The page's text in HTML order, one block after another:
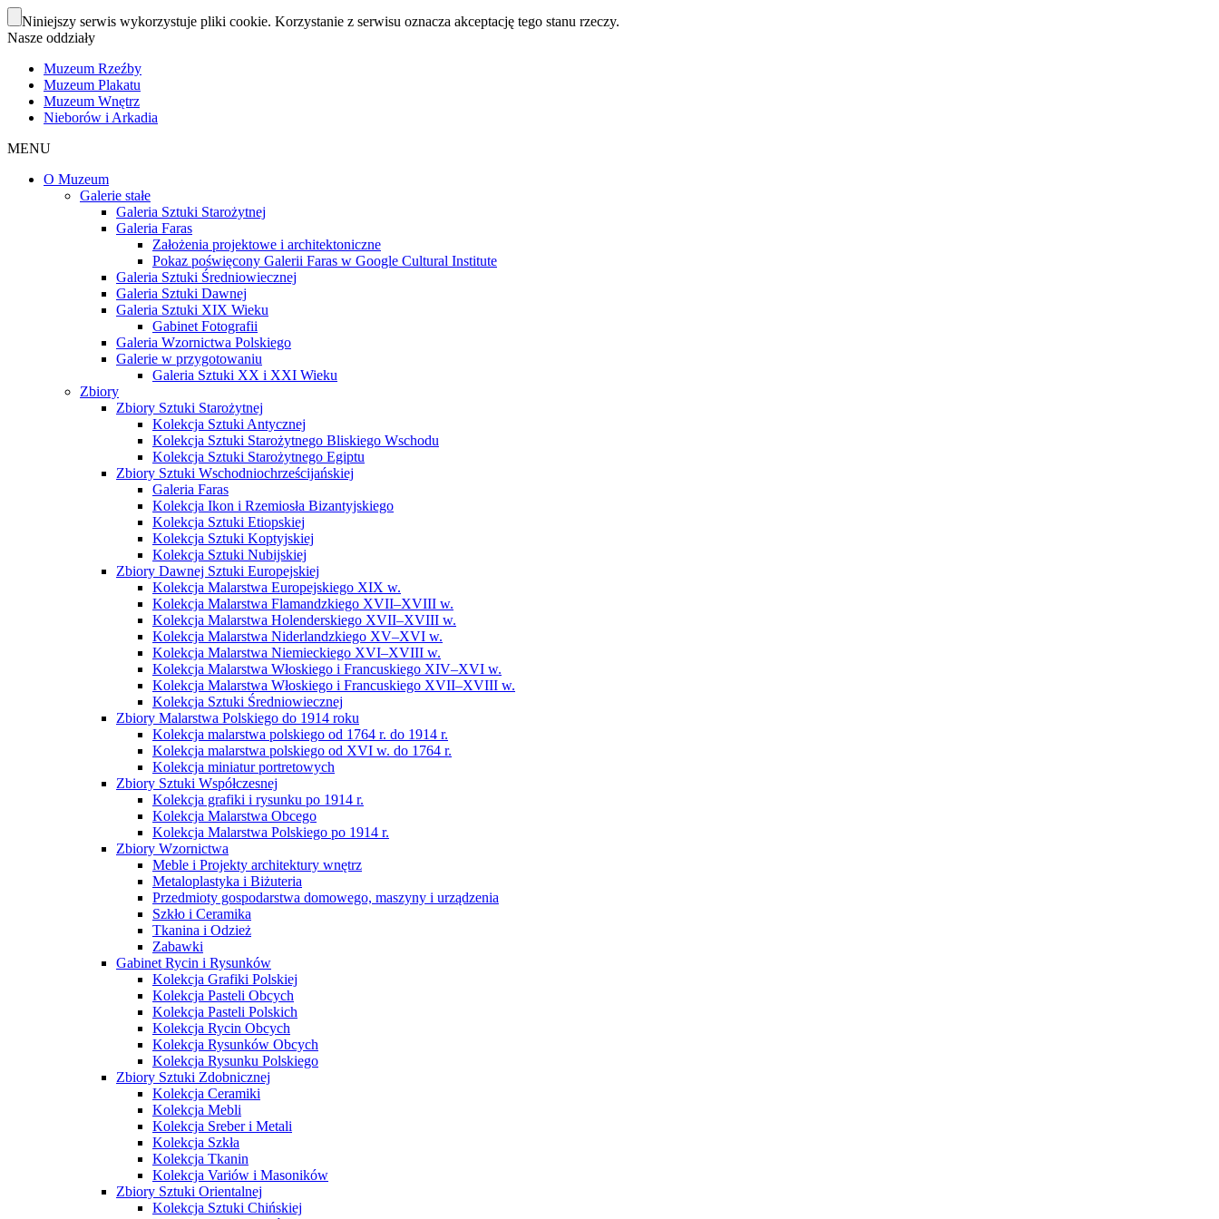
Niniejszy serwis wykorzystuje pliki cookie. Korzystanie z serwisu oznacza akceptację tego stanu rzeczy.
Nasze oddziały
Muzeum Rzeźby
Muzeum Plakatu
Muzeum Wnętrz
Nieborów i Arkadia
MENU
O Muzeum
Galerie stałe
Galeria Sztuki Starożytnej
Galeria Faras
Założenia projektowe i architektoniczne
Pokaz poświęcony Galerii Faras w Google Cultural Institute
Galeria Sztuki Średniowiecznej
Galeria Sztuki Dawnej
Galeria Sztuki XIX Wieku
Gabinet Fotografii
Galeria Wzornictwa Polskiego
Galerie w przygotowaniu
Galeria Sztuki XX i XXI Wieku
Zbiory
Zbiory Sztuki Starożytnej
Kolekcja Sztuki Antycznej
Kolekcja Sztuki Starożytnego Bliskiego Wschodu
Kolekcja Sztuki Starożytnego Egiptu
Zbiory Sztuki Wschodniochrześcijańskiej
Galeria Faras
Kolekcja Ikon i Rzemiosła Bizantyjskiego
Kolekcja Sztuki Etiopskiej
Kolekcja Sztuki Koptyjskiej
Kolekcja Sztuki Nubijskiej
Zbiory Dawnej Sztuki Europejskiej
Kolekcja Malarstwa Europejskiego XIX w.
Kolekcja Malarstwa Flamandzkiego XVII–XVIII w.
Kolekcja Malarstwa Holenderskiego XVII–XVIII w.
Kolekcja Malarstwa Niderlandzkiego XV–XVI w.
Kolekcja Malarstwa Niemieckiego XVI–XVIII w.
Kolekcja Malarstwa Włoskiego i Francuskiego XIV–XVI w.
Kolekcja Malarstwa Włoskiego i Francuskiego XVII–XVIII w.
Kolekcja Sztuki Średniowiecznej
Zbiory Malarstwa Polskiego do 1914 roku
Kolekcja malarstwa polskiego od 1764 r. do 1914 r.
Kolekcja malarstwa polskiego od XVI w. do 1764 r.
Kolekcja miniatur portretowych
Zbiory Sztuki Współczesnej
Kolekcja grafiki i rysunku po 1914 r.
Kolekcja Malarstwa Obcego
Kolekcja Malarstwa Polskiego po 1914 r.
Zbiory Wzornictwa
Meble i Projekty architektury wnętrz
Metaloplastyka i Biżuteria
Przedmioty gospodarstwa domowego, maszyny i urządzenia
Szkło i Ceramika
Tkanina i Odzież
Zabawki
Gabinet Rycin i Rysunków
Kolekcja Grafiki Polskiej
Kolekcja Pasteli Obcych
Kolekcja Pasteli Polskich
Kolekcja Rycin Obcych
Kolekcja Rysunków Obcych
Kolekcja Rysunku Polskiego
Zbiory Sztuki Zdobnicznej
Kolekcja Ceramiki
Kolekcja Mebli
Kolekcja Sreber i Metali
Kolekcja Szkła
Kolekcja Tkanin
Kolekcja Variów i Masoników
Zbiory Sztuki Orientalnej
Kolekcja Sztuki Chińskiej